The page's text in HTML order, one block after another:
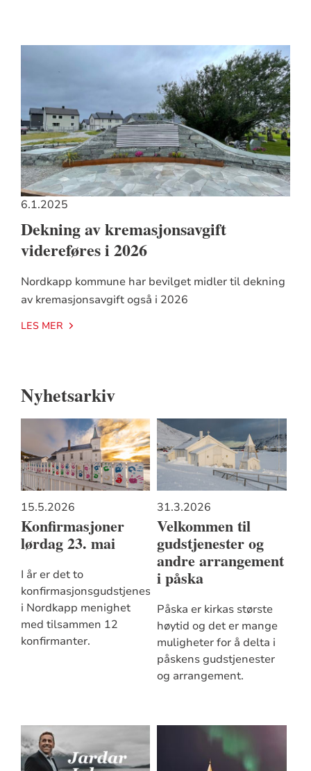
6.1.2025
Dekning av kremasjonsavgift
videreføres i 2026
Nordkapp kommune har bevilget midler til dekning
av kremasjonsavgift også i 2026
LES MER
Nyhetsarkiv
15.5.2026
Konfirmasjoner
lørdag 23. mai
I år er det to
konfirmasjonsgudstjenester
i Nordkapp menighet
med tilsammen 12
konfirmanter.
31.3.2026
Velkommen til
gudstjenester og
andre arrangement
i påska
Påska er kirkas største
høytid og det er mange
muligheter for å delta i
påskens gudstjenester
og arrangement.